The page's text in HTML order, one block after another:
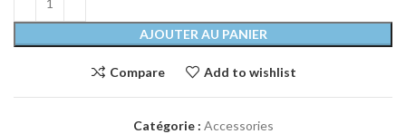
AJOUTER AU PANIER
Compare Add to wishlist
Catégorie : Accessories